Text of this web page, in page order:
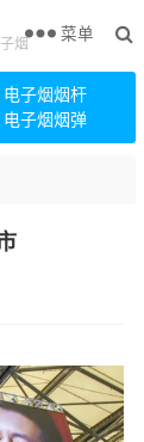
烟
电子烟烟杆
电子烟烟弹
菜单